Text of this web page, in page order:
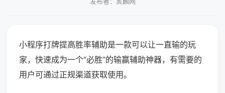
小程序打牌提高胜率辅助是一款可以让一直输的玩
家，快速成为一个“必胜”的输赢辅助神器，有需要的
用户可通过正规渠道获取使用。